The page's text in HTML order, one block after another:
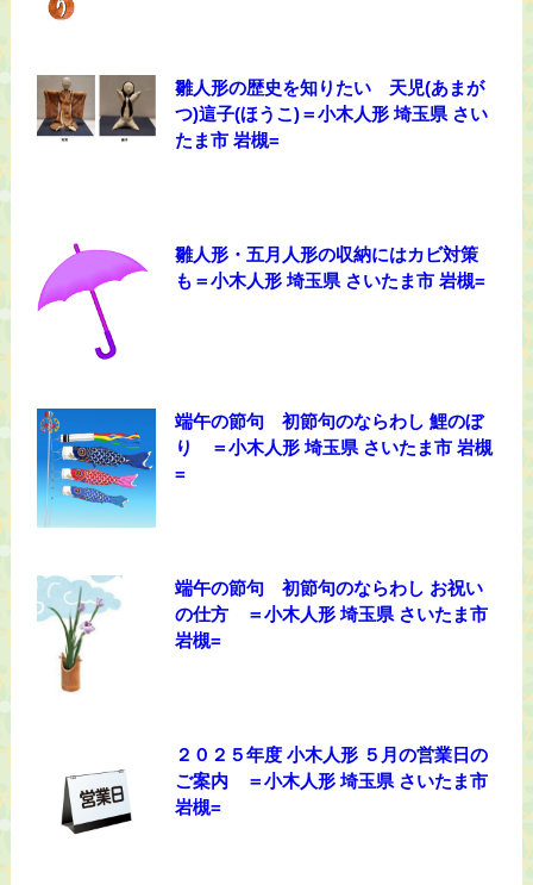
雛人形の歴史を知りたい 天児(あまが
つ)這子(ほうこ)＝小木人形 埼玉県 さい
たま市 岩槻=
雛人形・五月人形の収納にはカビ対策
も＝小木人形 埼玉県 さいたま市 岩槻=
端午の節句 初節句のならわし 鯉のぼ
り ＝小木人形 埼玉県 さいたま市 岩槻
=
端午の節句 初節句のならわし お祝い
の仕方 ＝小木人形 埼玉県 さいたま市
岩槻=
２０２５年度 小木人形 ５月の営業日の
ご案内 ＝小木人形 埼玉県 さいたま市
岩槻=